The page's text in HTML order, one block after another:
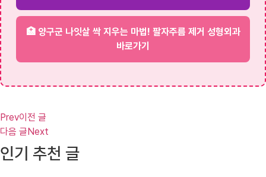
🏥 양구군 나잇살 싹 지우는 마법! 팔자주름 제거 성형외과
바로가기
Prev이전 글
다음 글 Next
인기 추천 글